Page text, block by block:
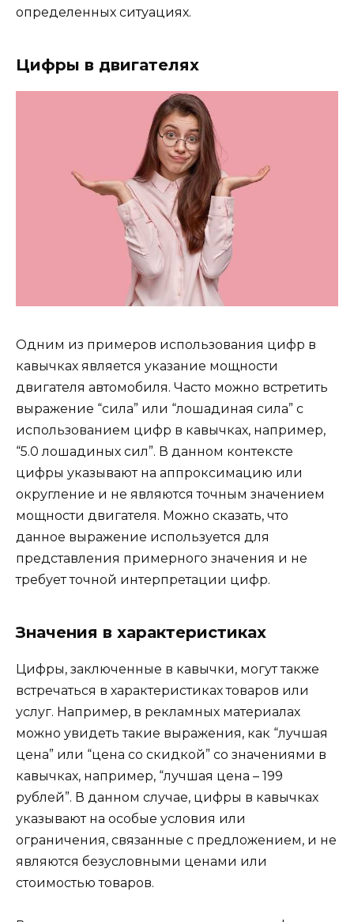
определенных ситуациях.
Цифры в двигателях
Одним из примеров использования цифр в
кавычках является указание мощности
двигателя автомобиля. Часто можно встретить
выражение “сила” или “лошадиная сила” с
использованием цифр в кавычках, например,
“5.0 лошадиных сил”. В данном контексте
цифры указывают на аппроксимацию или
округление и не являются точным значением
мощности двигателя. Можно сказать, что
данное выражение используется для
представления примерного значения и не
требует точной интерпретации цифр.
Значения в характеристиках
Цифры, заключенные в кавычки, могут также
встречаться в характеристиках товаров или
услуг. Например, в рекламных материалах
можно увидеть такие выражения, как “лучшая
цена” или “цена со скидкой” со значениями в
кавычках, например, “лучшая цена – 199
рублей”. В данном случае, цифры в кавычках
указывают на особые условия или
ограничения, связанные с предложением, и не
являются безусловными ценами или
стоимостью товаров.